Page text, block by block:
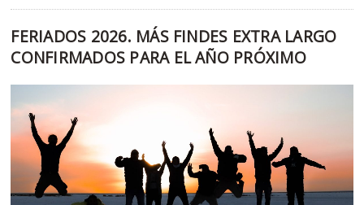
FERIADOS 2026. MÁS FINDES EXTRA LARGO
CONFIRMADOS PARA EL AÑO PRÓXIMO